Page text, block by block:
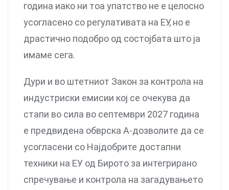
година иако ни тоа упатство не е целосно
усогласено со регулативата на ЕУ, но е
драстично подобро од состојбата што ја
имаме сега.
Дури и во штетниот Закон за контрола на
индустриски емисии кој се очекува да
стапи во сила во септември 2027 година
е предвидена обврска А-дозволите да се
усогласени со Најдобрите достапни
техники на ЕУ од Бирото за интегрирано
спречување и контрола на загадувањето